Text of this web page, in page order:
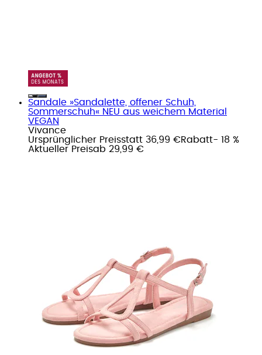
Sandale »Sandalette, offener Schuh,
Sommerschuh« NEU aus weichem Material
VEGAN
Vivance
Ursprünglicher Preisstatt 36,99 €Rabatt- 18 %
Aktueller Preisab 29,99 €